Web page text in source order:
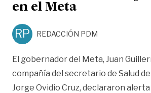
en el Meta
RP REDACCIÓN PDM
El gobernador del Meta, Juan
compañía del secretario de Salud
Jorge Ovidio Cruz, declararon